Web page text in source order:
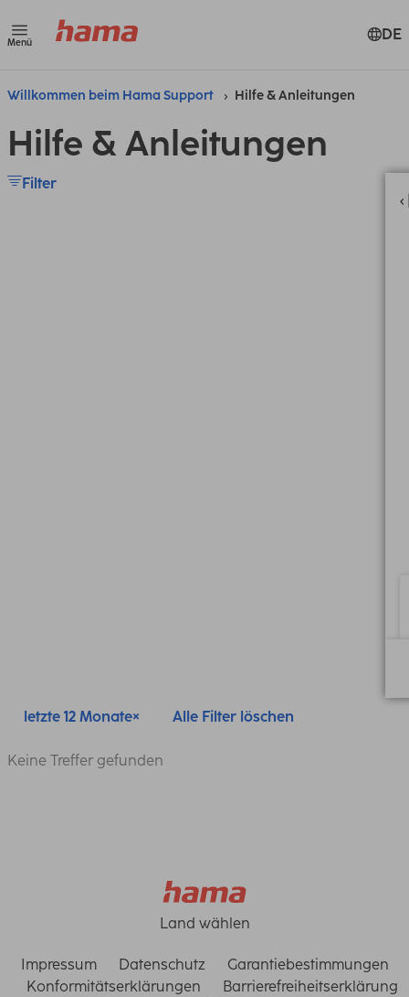
Menü DE
Willkommen beim Hama Support Hilfe & Anleitungen
Hilfe & Anleitungen
Filter
letzte 12 Monate Alle Filter löschen
Keine Treffer gefunden
Land wählen
Impressum Datenschutz
Garantiebestimmungen
Konformitätserklärungen
Barrierefreiheitserklärung